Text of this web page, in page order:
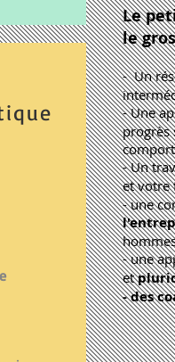
Le
le
- Un
- Une
progrès
- Un
etvotre
- une
- une
et
- des